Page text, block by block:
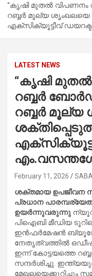
“കൃഷി മുതൽ വിപണനം
റബ്ബർ മൂല്യ ശൃംഖലയെ
എക്സിക്യൂട്ടീവ്
LATEST NEWS
“കൃഷി മുതൽ
റബ്ബർ
റബ്ബർ മൂല്യ
February 11, 2026
ശക്തമായ ഉപജീവന
പ്രധാന
ഉയർന്നുവരുന്നു
പിഐബി മീഡിയ
ഇൻഫർമേഷൻ ബ്യൂറോ
നേതൃത്വത്തിൽ
ഇന്ന് കോട്ടയത്തെ
സന്ദർശിച്ചു.
മേഖലയെക്കുറിച്ചും